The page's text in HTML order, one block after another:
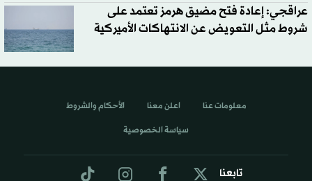
عراقجي: إعادة فتح مضيق هرمز تعتمد على
شروط مثل التعويض عن الانتهاكات الأميركية
تابعنا
معلومات عنا اعلن معنا الأحكام والشروط
سياسة الخصوصية